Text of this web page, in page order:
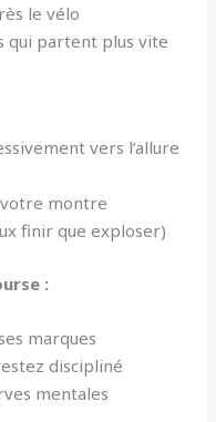
le vélo
qui partent plus vite
vers l’allure
votre montre
finir que exploser)
:
marques
discipliné
mentales